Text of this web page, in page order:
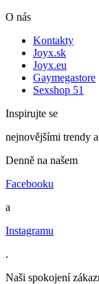
O nás
Kontakty
Joyx.sk
Joyx.eu
Gaymegastore
Sexshop 51
Inspirujte se
nejnovějšími trendy
Denně na našem
Facebooku
a
Instagramu
.
Naši spokojení